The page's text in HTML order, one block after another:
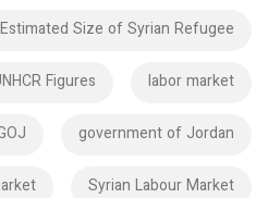
Estimated Size of Syrian Refugee
labor market
Figures
government of Jordan
Syrian Labour Market